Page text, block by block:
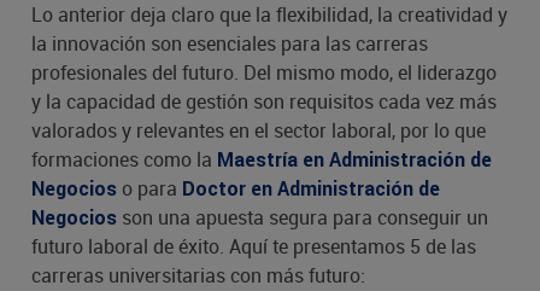
Lo anterior deja claro que la flexibilidad, la creatividad y
la innovación son esenciales para las carreras
profesionales del futuro. Del mismo modo, el liderazgo
y la capacidad de gestión son requisitos cada vez más
valorados y relevantes en el sector laboral, por lo que
formaciones como la Maestría en Administración de
Negocios o para Doctor en Administración de
Negocios son una apuesta segura para conseguir un
futuro laboral de éxito. Aquí te presentamos 5 de las
carreras universitarias con más futuro: